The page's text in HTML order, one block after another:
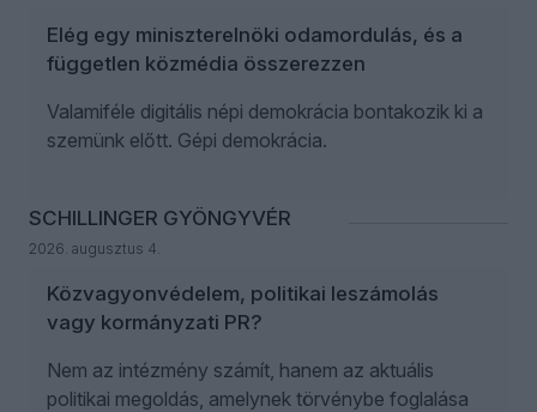
Elég egy miniszterelnöki odamordulás, és a
független közmédia összerezzen
Valamiféle digitális népi demokrácia bontakozik ki a
szemünk előtt. Gépi demokrácia.
SCHILLINGER GYÖNGYVÉR
2026. augusztus 4.
Közvagyonvédelem, politikai leszámolás
vagy kormányzati PR?
Nem az intézmény számít, hanem az aktuális
politikai megoldás, amelynek törvénybe foglalása